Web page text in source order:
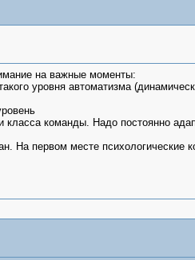
на важные моменты:
уровня автоматизма
команды. Надо постоянно
На первом месте психологические